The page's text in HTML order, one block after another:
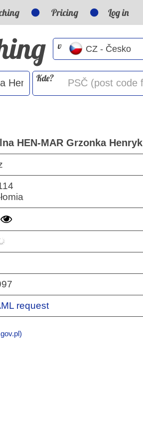
Pricing Log in
v
Kde?
HEN-MAR Grzonka Henryk
request